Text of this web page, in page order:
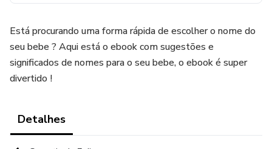
Está procurando uma forma rápida de escolher o nome do
seu bebe ? Aqui está o ebook com sugestões e
significados de nomes para o seu bebe, o ebook é super
divertido !
Detalhes